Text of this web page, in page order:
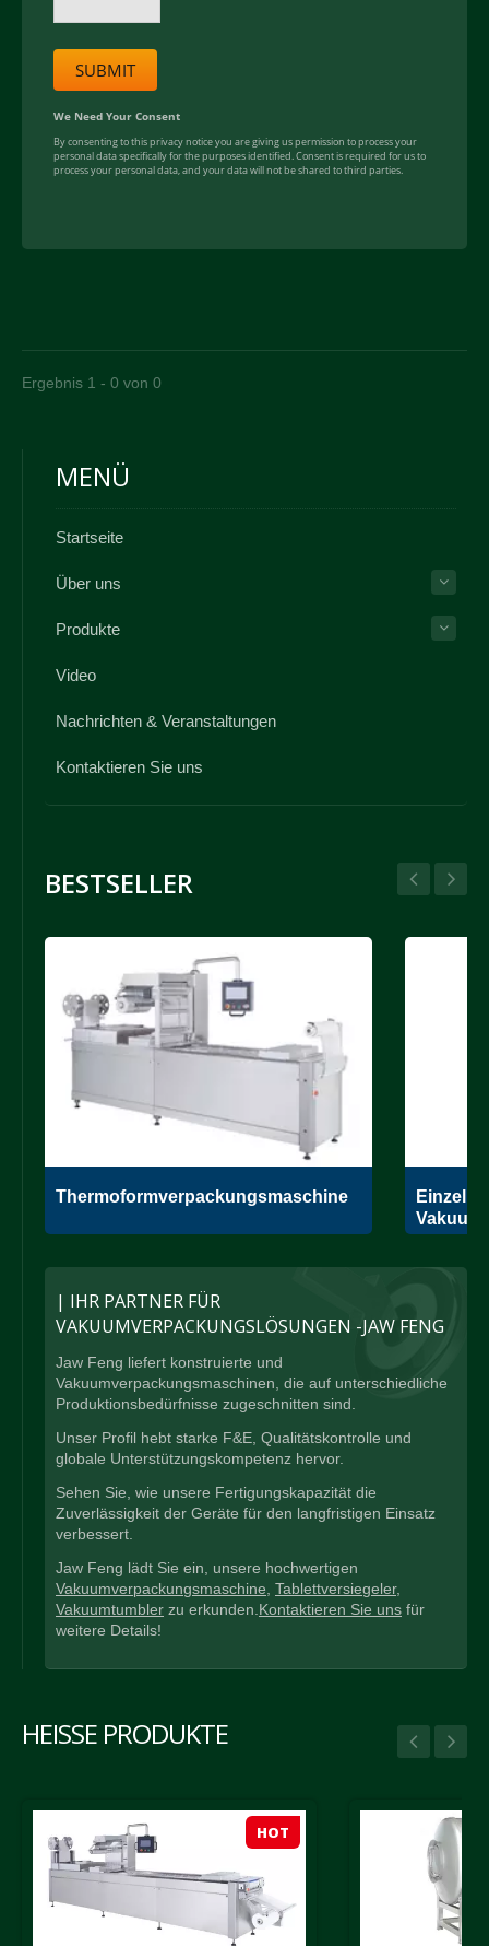
Ergebnis 1 - 0 von 0
MENÜ
Startseite
Über uns
Produkte
Video
Nachrichten & Veranstaltungen
Kontaktieren Sie uns
BESTSELLER
Thermoformverpackungsmaschine
| IHR PARTNER FÜR
VAKUUMVERPACKUNGSLÖSUNGEN -JAW FENG
Jaw Feng liefert konstruierte und
Vakuumverpackungsmaschinen, die auf unterschiedliche
Produktionsbedürfnisse zugeschnitten sind.
Unser Profil hebt starke F&E, Qualitätskontrolle und
globale Unterstützungskompetenz hervor.
Sehen Sie, wie unsere Fertigungskapazität die
Zuverlässigkeit der Geräte für den langfristigen Einsatz
verbessert.
Jaw Feng lädt Sie ein, unsere hochwertigen
Vakuumverpackungsmaschine Tablettversiegeler,
Vakuumtumbler zu erkunden. Kontaktieren Sie uns für
weitere Details!
HEISSE PRODUKTE
HOT